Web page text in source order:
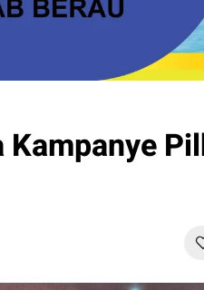
Kampanye